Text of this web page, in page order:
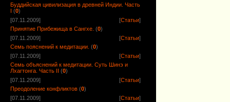
Буддийская цивилизация в древней Индии. Часть
I (0)
[07.11.2009]
[Статьи]
Принятие Прибежища в Сангхе. (0)
[07.11.2009]
[Статьи]
Семь пояснений к медитации. (0)
[07.11.2009]
[Статьи]
Семь объяснений к медитации. Суть Шинэ и
Лхагтонга. Часть II (0)
[07.11.2009]
[Статьи]
Преодоление конфликтов (0)
[07.11.2009]
[Статьи]